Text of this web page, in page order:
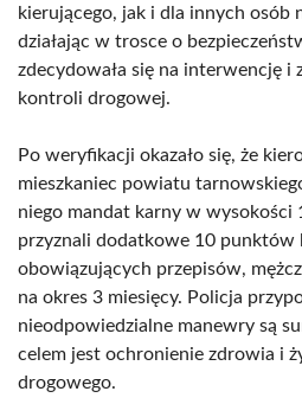
kierującego, jak i dla innych osób
działając w trosce o
zdecydowała się na interwencję i
kontroli drogowej.
Po weryfikacji okazało się, że
mieszkaniec powiatu
niego mandat karny w wysokości
przyznali dodatkowe 10 punktów
obowiązujących przepisów,
na okres 3 miesięcy. Policja
nieodpowiedzialne manewry są
celem jest ochronienie zdrowia i
drogowego.